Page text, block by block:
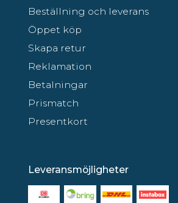
Beställning och leverans
Öppet köp
Skapa retur
Reklamation
Betalningar
Prismatch
Presentkort
Leveransmöjligheter